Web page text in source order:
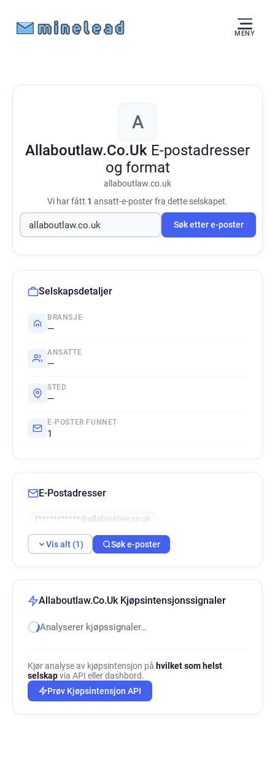
MENY
A
Allaboutlaw.Co.Uk E-postadresser
og format
allaboutlaw.co.uk
Vi har fått 1 ansatt-e-poster fra dette selskapet.
Søk etter e-poster
Selskapsdetaljer
BRANSJE
—
ANSATTE
—
STED
—
E-POSTER FUNNET
1
E-Postadresser
f***********@allaboutlaw.co.uk
Vis alt (1) Søk e-poster
Allaboutlaw.Co.Uk Kjøpsintensjonssignaler
Analyserer kjøpssignaler…
Kjør analyse av kjøpsintensjon på hvilket som helst
selskapvia API eller dashbord.
Prøv Kjøpsintensjon API